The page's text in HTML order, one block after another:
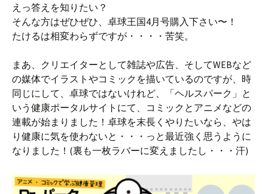
えっ答えを知りたい？
そんな方はぜひぜひ、卓球王国4月号購入下さい〜！
たけるは相変わらずですが・・・・苦笑。
まあ、クリエイターとして雑誌や広告、そしてWEBなど
の媒体でイラストやコミックを描いているのですが、時
同じにして、卓球ではないけれど、「ヘルスパーク」と
いう健康ポータルサイトにて、コミックとアニメなどの
連載が始まりました！卓球を末長くやりたいなら、やは
り健康に気を使わないと・・・っと最近強く思うように
なりました！(裏も一枚ラバーに変えましたし・・・汗)